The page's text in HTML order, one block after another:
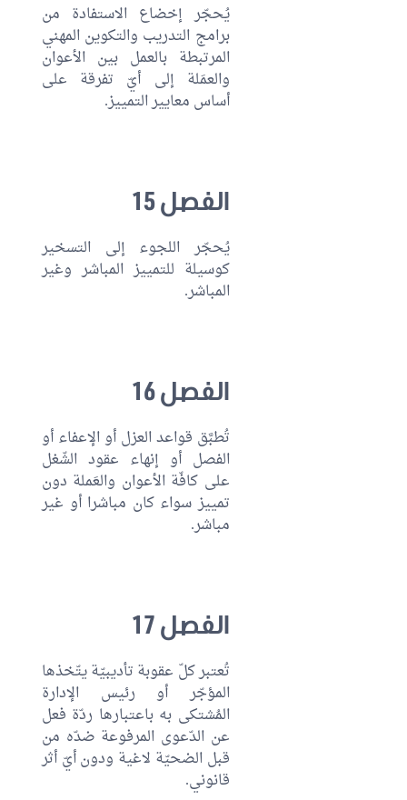
يُحجّر إخضاع الاستفادة من
برامج التدريب والتكوين المهني
المرتبطة بالعمل بين الأعوان
والعمَلة إلى أيّ تفرقة على
أساس معايير التمييز.
الفصل 15
يُحجّر اللجوء إلى التسخير
كوسيلة للتمييز المباشر وغير
المباشر.
الفصل 16
تُطبَّق قواعد العزل أو الإعفاء أو
الفصل أو إنهاء عقود الشّغل
على كافّة الأعوان والعَملة دون
تمييز سواء كان مباشرا أو غير
مباشر.
الفصل 17
تُعتبر كلّ عقوبة تأديبيّة يتّخذها
المؤجّر أو رئيس الإدارة
المُشتكى به باعتبارها ردّة فعل
عن الدّعوى المرفوعة ضدّه من
قبل الضحيّة لاغية ودون أيّ أثر
قانوني.